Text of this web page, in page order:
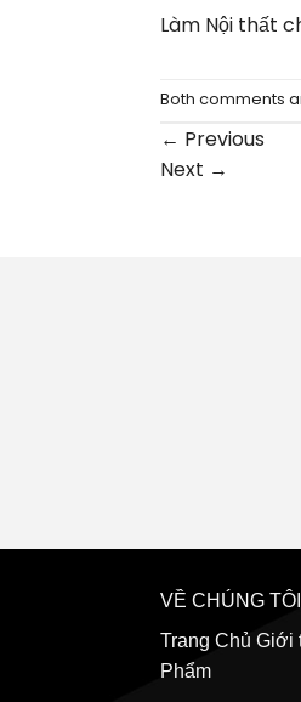
Làm Nội thất
Both comments
← Previous
Next →
VỀ CHÚNG TÔI
Trang Chủ Giới
Phẩm